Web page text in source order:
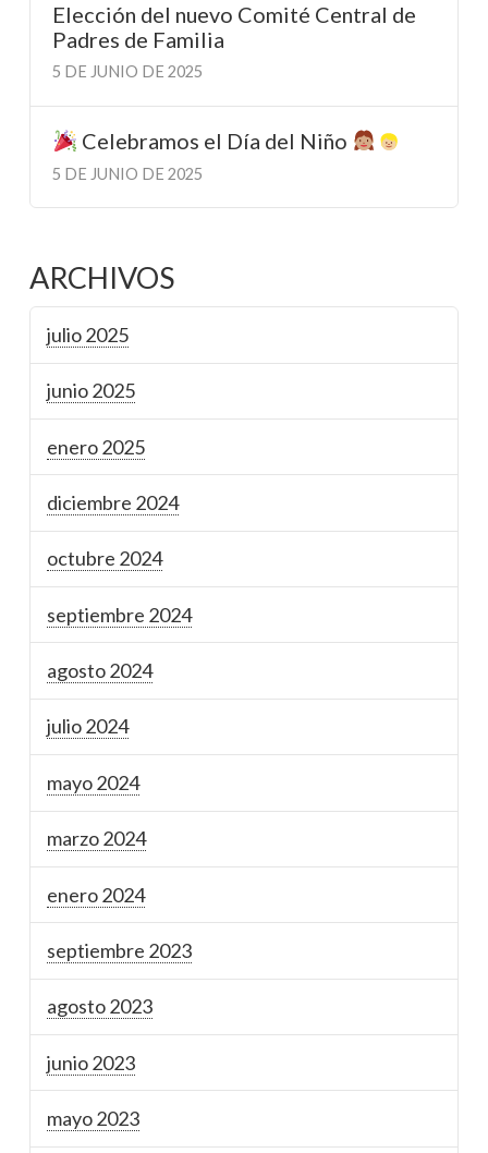
Elección del nuevo Comité Central de
Padres de Familia
5 DE JUNIO DE 2025
Celebramos el Día del Niño
5 DE JUNIO DE 2025
ARCHIVOS
julio 2025
junio 2025
enero 2025
diciembre 2024
octubre 2024
septiembre 2024
agosto 2024
julio 2024
mayo 2024
marzo 2024
enero 2024
septiembre 2023
agosto 2023
junio 2023
mayo 2023